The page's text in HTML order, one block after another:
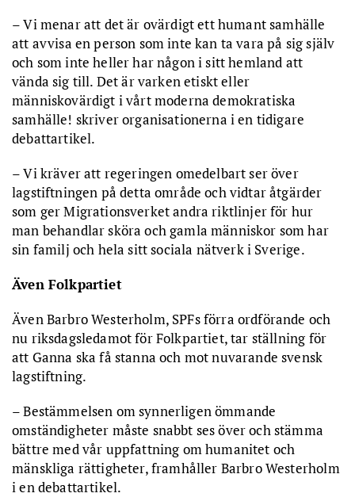
– Vi menar att det är ovärdigt ett humant samhälle
att avvisa en person som inte kan ta vara på sig själv
och som inte heller har någon i sitt hemland att
vända sig till. Det är varken etiskt eller
människovärdigt i vårt moderna demokratiska
samhälle! skriver organisationerna i en tidigare
debattartikel.
– Vi kräver att regeringen omedelbart ser över
lagstiftningen på detta område och vidtar åtgärder
som ger Migrationsverket andra riktlinjer för hur
man behandlar sköra och gamla människor som har
sin familj och hela sitt sociala nätverk i Sverige.
Även Folkpartiet
Även Barbro Westerholm, SPFs förra ordförande och
nu riksdagsledamot för Folkpartiet, tar ställning för
att Ganna ska få stanna och mot nuvarande svensk
lagstiftning.
– Bestämmelsen om synnerligen ömmande
omständigheter måste snabbt ses över och stämma
bättre med vår uppfattning om humanitet och
mänskliga rättigheter, framhåller Barbro Westerholm
i en debattartikel.